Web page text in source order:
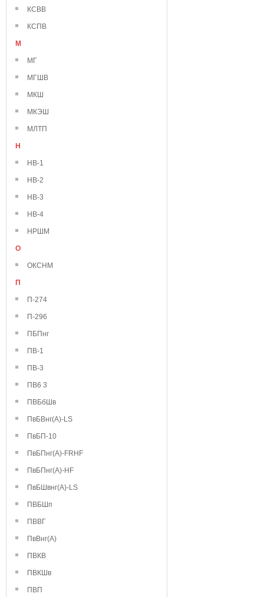
КСВВ
КСПВ
М
МГ
МГШВ
МКШ
МКЭШ
МЛТП
Н
НВ-1
НВ-2
НВ-3
НВ-4
НРШМ
О
ОКСНМ
П
П-274
П-296
ПБПнг
ПВ-1
ПВ-3
ПВ6 3
ПВБбШв
ПвБВнг(А)-LS
ПвБП-10
ПвБПнг(А)-FRHF
ПвБПнг(А)-HF
ПвБШвнг(А)-LS
ПВБШп
ПВВГ
ПвВнг(А)
ПВКВ
ПВКШв
ПВП